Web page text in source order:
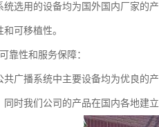
统选用的设备均为国外国内厂家的
可移植性。
靠性和服务保障：
共广播系统中主要设备均为优良的
同时我们公司的产品在国内各地建